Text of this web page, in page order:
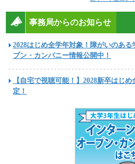
事務局からのお知らせ
2028はじめ全学年対象！障がいのあ
プン・カンパニー情報公開中！
【自宅で視聴可能！】2028新卒はじ
定！